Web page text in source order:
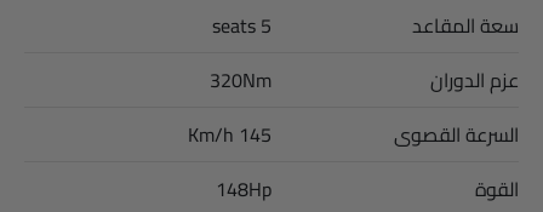
سعة المقاعد
5 seats
عزم الدوران
320Nm
السرعة القصوى
145 Km/h
القوة
148Hp